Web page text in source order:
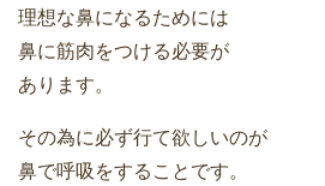
理想な鼻になるためには
鼻に筋肉をつける必要が
あります。
その為に必ず行て欲しいのが
鼻で呼吸をすることです。